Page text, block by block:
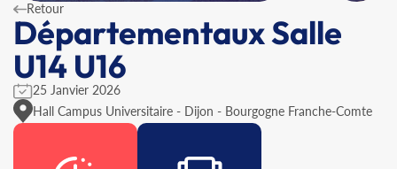
Retour
Départementaux Salle
U14 U16
25 Janvier 2026
Hall Campus Universitaire - Dijon - Bourgogne Franche-Comte